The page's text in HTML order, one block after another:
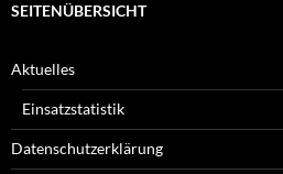
SEITENÜBERSICHT
Aktuelles
Einsatzstatistik
Datenschutzerklärung